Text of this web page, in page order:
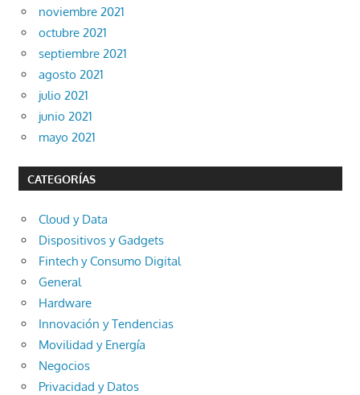
noviembre 2021
octubre 2021
septiembre 2021
agosto 2021
julio 2021
junio 2021
mayo 2021
CATEGORÍAS
Cloud y Data
Dispositivos y Gadgets
Fintech y Consumo Digital
General
Hardware
Innovación y Tendencias
Movilidad y Energía
Negocios
Privacidad y Datos